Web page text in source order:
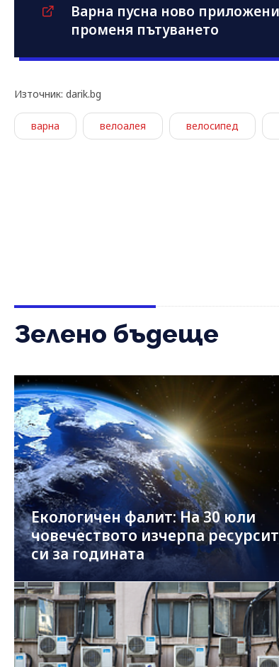
Варна пусна ново
променя пътуването
Източник: darik.bg
варна велоалея велосипед
Зелено бъдеще
Екологичен фалит: На 30 юли
човечеството изчерпа
си за годината